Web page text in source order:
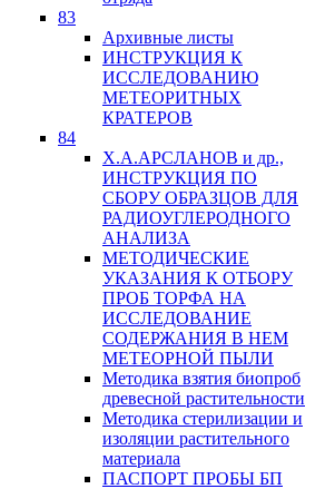
83
Архивные листы
ИНСТРУКЦИЯ К
ИССЛЕДОВАНИЮ
МЕТЕОРИТНЫХ
КРАТЕРОВ
84
Х.А.АРСЛАНОВ и др.,
ИНСТРУКЦИЯ ПО
СБОРУ ОБРАЗЦОВ ДЛЯ
РАДИОУГЛЕРОДНОГО
АНАЛИЗА
МЕТОДИЧЕСКИЕ
УКАЗАНИЯ К ОТБОРУ
ПРОБ ТОРФА НА
ИССЛЕДОВАНИЕ
СОДЕРЖАНИЯ В НЕМ
МЕТЕОРНОЙ ПЫЛИ
Методика взятия биопроб
древесной растительности
Методика стерилизации и
изоляции растительного
материала
ПАСПОРТ ПРОБЫ БП